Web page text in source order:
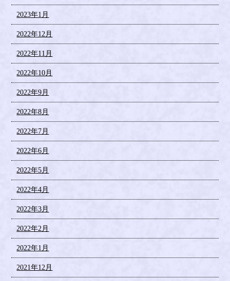
2023年1月
2022年12月
2022年11月
2022年10月
2022年9月
2022年8月
2022年7月
2022年6月
2022年5月
2022年4月
2022年3月
2022年2月
2022年1月
2021年12月